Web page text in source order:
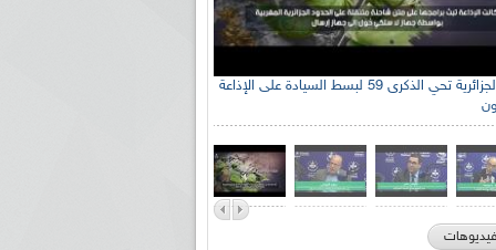
الإذاعة الجزائرية تحي الذكرى 59 لبسط السيادة على الإذاعة